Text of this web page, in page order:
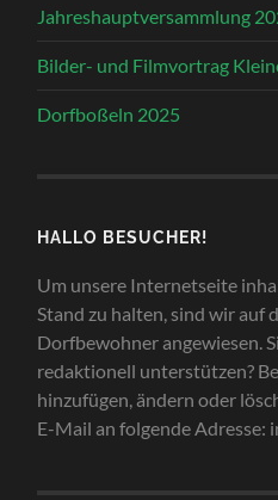
Jahreshauptversammlung
Bilder- und Filmvortrag
Dorfboßeln 2025
HALLO BESUCHER!
Um unsere Internetseite
Stand zu halten, sind wir auf
Dorfbewohner angewiesen.
redaktionell unterstützen?
hinzufügen, ändern oder
E-Mail an folgende Adresse: